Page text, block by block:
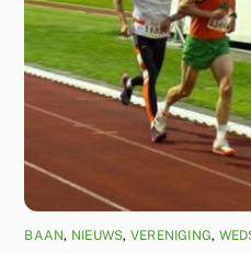
BAAN, NIEUWS, VERENIGING,